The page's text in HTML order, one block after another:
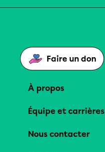
Faire un don
À propos
Équipe et carrières
Nous contacter